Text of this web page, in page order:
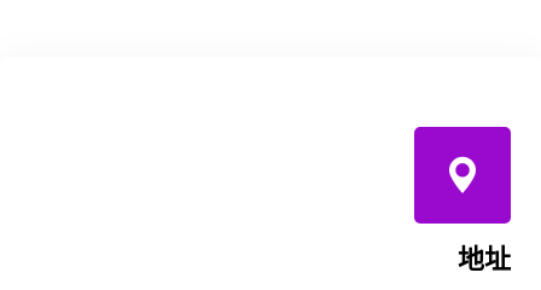
地址